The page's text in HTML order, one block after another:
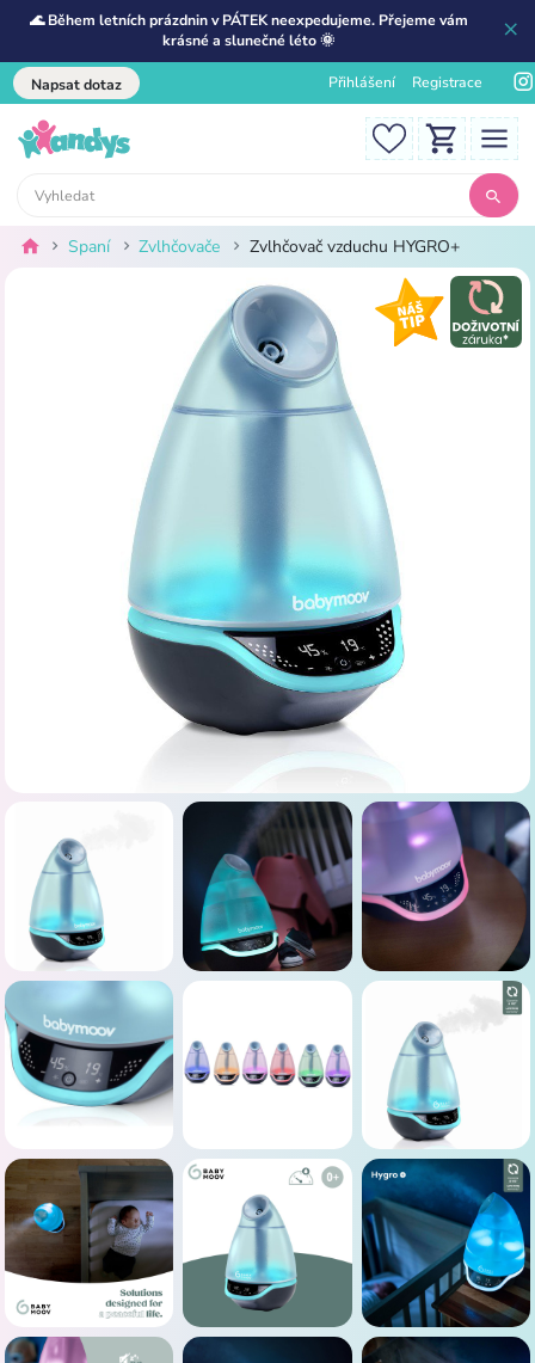
🌊 Během letních prázdnin v PÁTEK neexpedujeme. Přejeme vám
krásné a slunečné léto 🌞
Napsat dotaz Přihlášení Registrace
Spaní Zvlhčovače Zvlhčovač vzduchu HYGRO+